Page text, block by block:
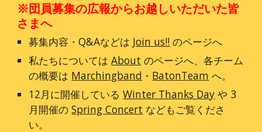
※団員募集の広報からお越しいただいた皆
さまへ
募集内容・Q&Aなどは Join us!! のページへ
私たちについてはAbout のページへ、各チーム
の概要は Marchingband ・ BatonTeam へ。
12月に開催しているWinter Thanks Day や 3
月開催のSpring Concert などもご覧くださ
い。